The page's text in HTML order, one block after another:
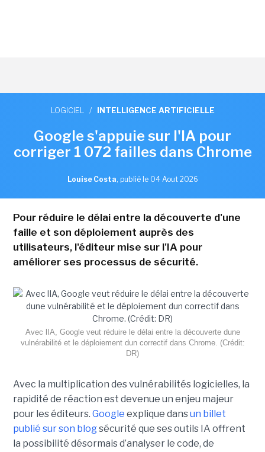
LOGICIEL / INTELLIGENCE ARTIFICIELLE
Google s'appuie sur l'IA pour
corriger 1 072 failles dans Chrome
Louise Costa, publié le 04 Aout 2026
Pour réduire le délai entre la découverte d'une
faille et son déploiement auprès des
utilisateurs, l'éditeur mise sur l'IA pour
améliorer ses processus de sécurité.
Avec lIA, Google veut réduire le délai entre la découverte dune
vulnérabilité et le déploiement dun correctif dans Chrome. (Crédit:
DR)
Avec la multiplication des vulnérabilités logicielles, la
rapidité de réaction est devenue un enjeu majeur
pour les éditeurs. Google explique dansun billet
publié sur son blogsécurité que ses outils IA offrent
la possibilité désormais d’analyser le code, de